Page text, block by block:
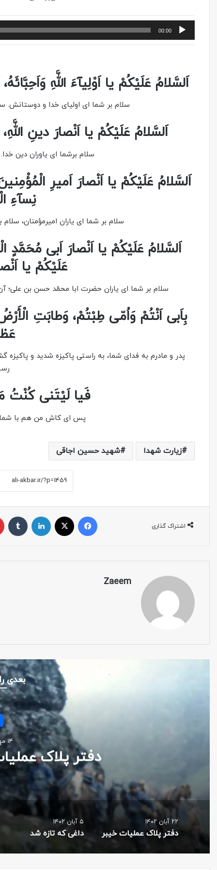
پخش‌کننده
صوت
00:00
اَلسَّلامُ عَلَیْکُمْ‏ یا اَوْلِیآءَ اللَّهِ
سلام بر شما اى اولیای خدا و دوستانش.
اَلسَّلامُ‏ عَلَیْکُمْ یا اَنْصارَ دینِ
سلام برشما اى یاوران دین
اَلسَّلامُ عَلَیْکُمْ یا اَنْصارَ اَمیرِ
نِسآءِ
سلام بر شما اى یاران امیرمؤمنان،
اَلسَّلامُ عَلَیْکُمْ یا اَنْصارَ اَبی مُحَمَّدٍ
عَلَیْکُمْ یا
سلام بر شما اى یاران حضرت ابا محمّد حسن بن على؛
بِاَبى‏ اَنْتُمْ وَاُمّى‏ طِبْتُمْ، وَطابَتِ
پدر و مادرم به فداى شما، به راستى پاکیزه شدید و
فَیا لَیْتَنى‏ کُنْتُ
پس اى کاش من هم با شما
زیارت شهدا شهید حسین اجاقی
اشتراک گذاری
Zaeem
بعدی
۱۴ مهر ۱۴۰۲
دفتر پلاک
۲۲ آبان ۱۴۰۲
دفتر پلاک عملیات خیبر
۵ آبان ۱۴۰۲
داغی که تازه شد